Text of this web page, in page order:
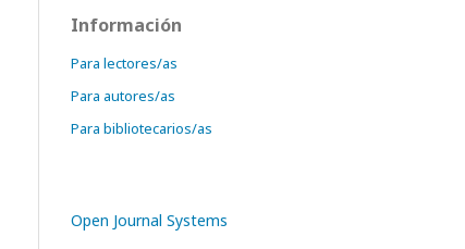
Información
Para lectores/as
Para autores/as
Para bibliotecarios/as
Open Journal Systems